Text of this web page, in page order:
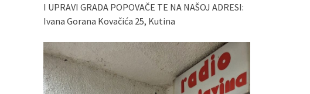
I UPRAVI GRADA POPOVAČE TE NA NAŠOJ ADRESI:
Ivana Gorana Kovačića 25, Kutina